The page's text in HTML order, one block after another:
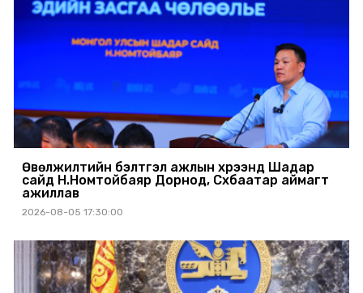
Өвөлжилтийн бэлтгэл ажлын хүрээнд Шадар
сайд Н.Номтойбаяр Дорнод, Сүхбаатар аймагт
ажиллав
2026-08-05 17:30:00